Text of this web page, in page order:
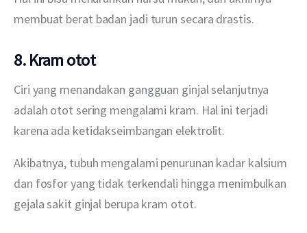
membuat berat badan jadi turun secara drastis.
8. Kram otot
Ciri yang menandakan gangguan ginjal selanjutnya
adalah otot sering mengalami kram. Hal ini terjadi
karena ada ketidakseimbangan elektrolit.
Akibatnya, tubuh mengalami penurunan kadar kalsium
dan fosfor yang tidak terkendali hingga menimbulkan
gejala sakit ginjal berupa kram otot.